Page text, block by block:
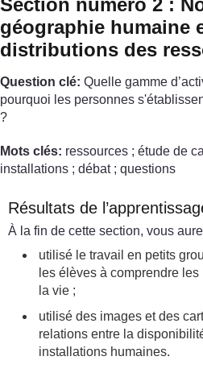
Section numéro 2 :
géographie humaine
distributions des
Question clé: Quelle gamme
pourquoi les personnes
?
Mots clés: ressources ; étude de
installations ; débat ; questions
Résultats de
À la fin de cette section, vous
utilisé le travail en petits
les élèves à comprendre
la vie ;
utilisé des images et des
relations entre la
installations humaines.